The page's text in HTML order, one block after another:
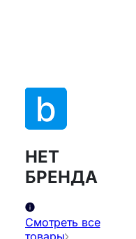
НЕТ
БРЕНДА
Смотреть все
товары